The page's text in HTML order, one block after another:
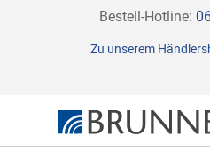
Bestell-Hotline:
Zu unserem